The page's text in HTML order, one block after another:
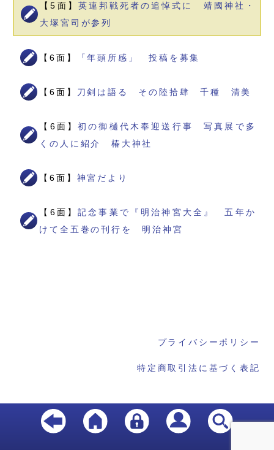
【5面】 英連邦戦死者の追悼式に 靖國神社・
大塚宮司が参列
【6面】 「年頭所感」 投稿を募集
【6面】 刀剣は語る その陸拾肆 千種 清美
【6面】初の御樋代木奉迎送行事 写真展で多
くの人に紹介 椿大神社
【6面】 神宮だより
【6面】記念事業で『明治神宮大全』 五年か
けて全五巻の刊行を 明治神宮
プライバシーポリシー
特定商取引法に基づく表記